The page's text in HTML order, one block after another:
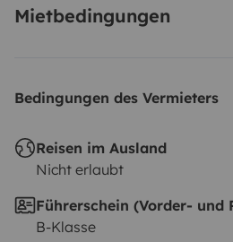
Mietbedingungen
Bedingungen des Vermieters
Reisen im Ausland
Nicht erlaubt
Führerschein (Vorder- und
B-Klasse